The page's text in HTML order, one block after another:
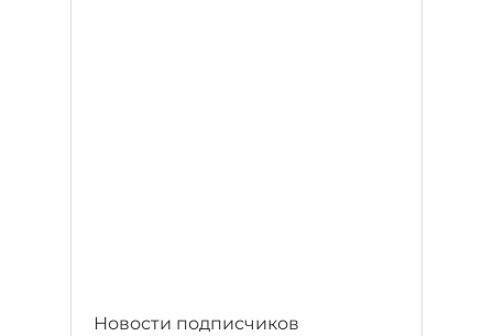
Новости подписчиков